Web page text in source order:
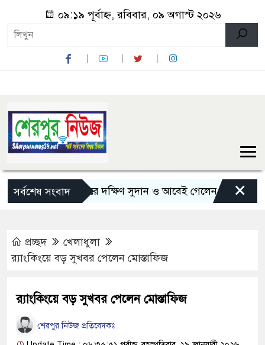
০৯:১৯ পূর্বাহ্ন, রবিবার, ০৯ অগাস্ট ২০২৬
সর্বশেষ সংবাদ
৫ দিনের সফরে দক্ষিণ সুদান ও আবেই গেলেন সেনাপ্রধান ×
প্রচ্ছদ
খেলাধুলা
র‍্যাংকিংয়ে বড় সুখবর পেলেন মোস্তাফিজ
র‍্যাংকিংয়ে বড় সুখবর পেলেন মোস্তাফিজ
শেরপুর নিউজ প্রতিবেদকঃ